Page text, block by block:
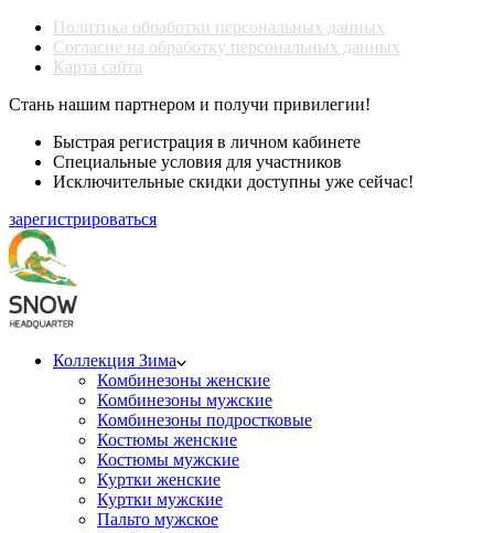
Политика обработки персональных данных
Согласие на обработку персональных данных
Карта сайта
Стань нашим партнером и получи привилегии!
Быстрая регистрация в личном кабинете
Специальные условия для участников
Исключительные скидки доступны уже сейчас!
зарегистрироваться
Коллекция Зима
Комбинезоны женские
Комбинезоны мужские
Комбинезоны подростковые
Костюмы женские
Костюмы мужские
Куртки женские
Куртки мужские
Пальто мужское